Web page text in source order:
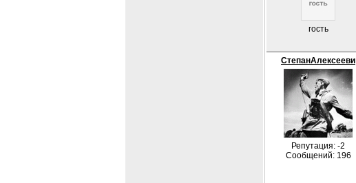
гость
СтепанАлексееви
Репутация: -2
Сообщений: 196